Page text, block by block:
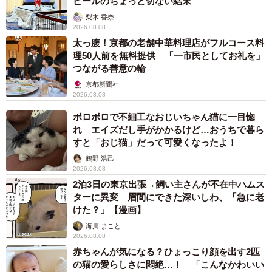
梨木 香奈
2026.08.08
太っ腹！京都の老舗中華料理店がフルコース料
理50人前を無料提供 「一市民としてお礼を」
つながる善意の輪
京都新聞社
2026.08.08
ボロボロで不細工なおじいちゃん猫に一目惚
れ エイズだし手がかかるけど…おうちで暮ら
すと「おじ猫」だって可愛くなったよ！
鶴野 浩己
2026.08.08
2泊3日の東京出張→飼い主さんが不在中ハムス
ターに異変 眉間にできた深いしわ、「急に老
けた？」【漫画】
海川 まこと
2026.08.08
赤ちゃんが気になる？ひょっこり顔を出す2匹
の猫の愛らしさに悶絶…！ 「こんなかわいい